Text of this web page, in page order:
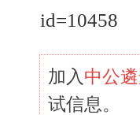
id=10458
加入 中公
试信息。